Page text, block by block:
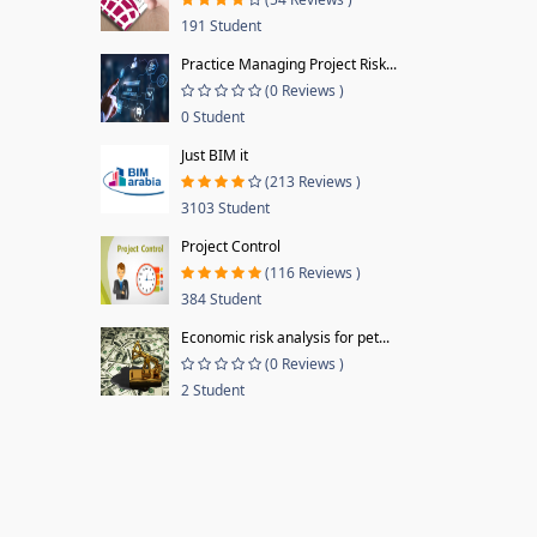
191 Student
Practice Managing Project Risk...
(0 Reviews )
0 Student
Just BIM it
(213 Reviews )
3103 Student
Project Control
(116 Reviews )
384 Student
Economic risk analysis for pet...
(0 Reviews )
2 Student